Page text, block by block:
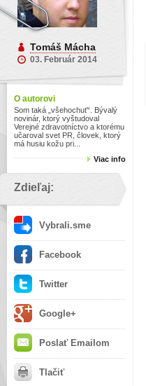
Tomáš Mácha
03. Február 2014
O autorovi
Som taká „všehochuť“. Bývalý
novinár, ktorý vyštudoval
Verejné zdravotníctvo a ktorému
učaroval svet PR, človek, ktorý
má husiu kožu pri...
Viac info
Zdieľaj:
Vybrali.sme
Facebook
Twitter
Google+
Poslať Emailom
Tlačiť